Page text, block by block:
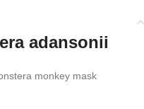
adansonii
monkey mask